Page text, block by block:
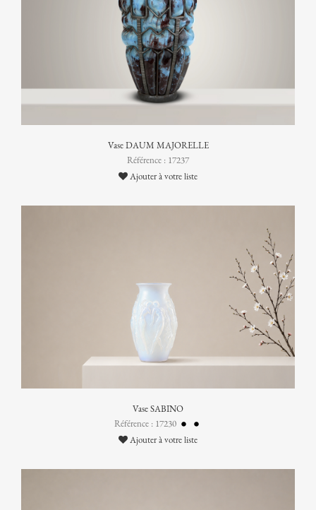
Vase DAUM MAJORELLE
Référence : 17237
Ajouter à votre liste
Vase SABINO
Référence : 17230
Ajouter à votre liste